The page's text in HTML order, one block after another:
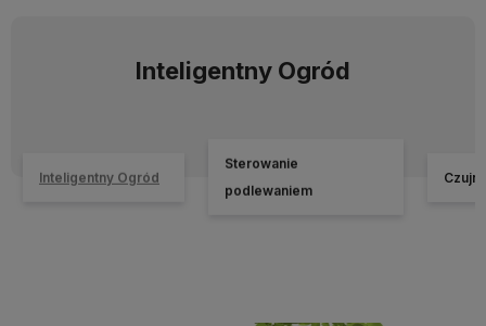
Inteligentny Ogród
Inteligentny Ogród
Sterowanie
podlewaniem